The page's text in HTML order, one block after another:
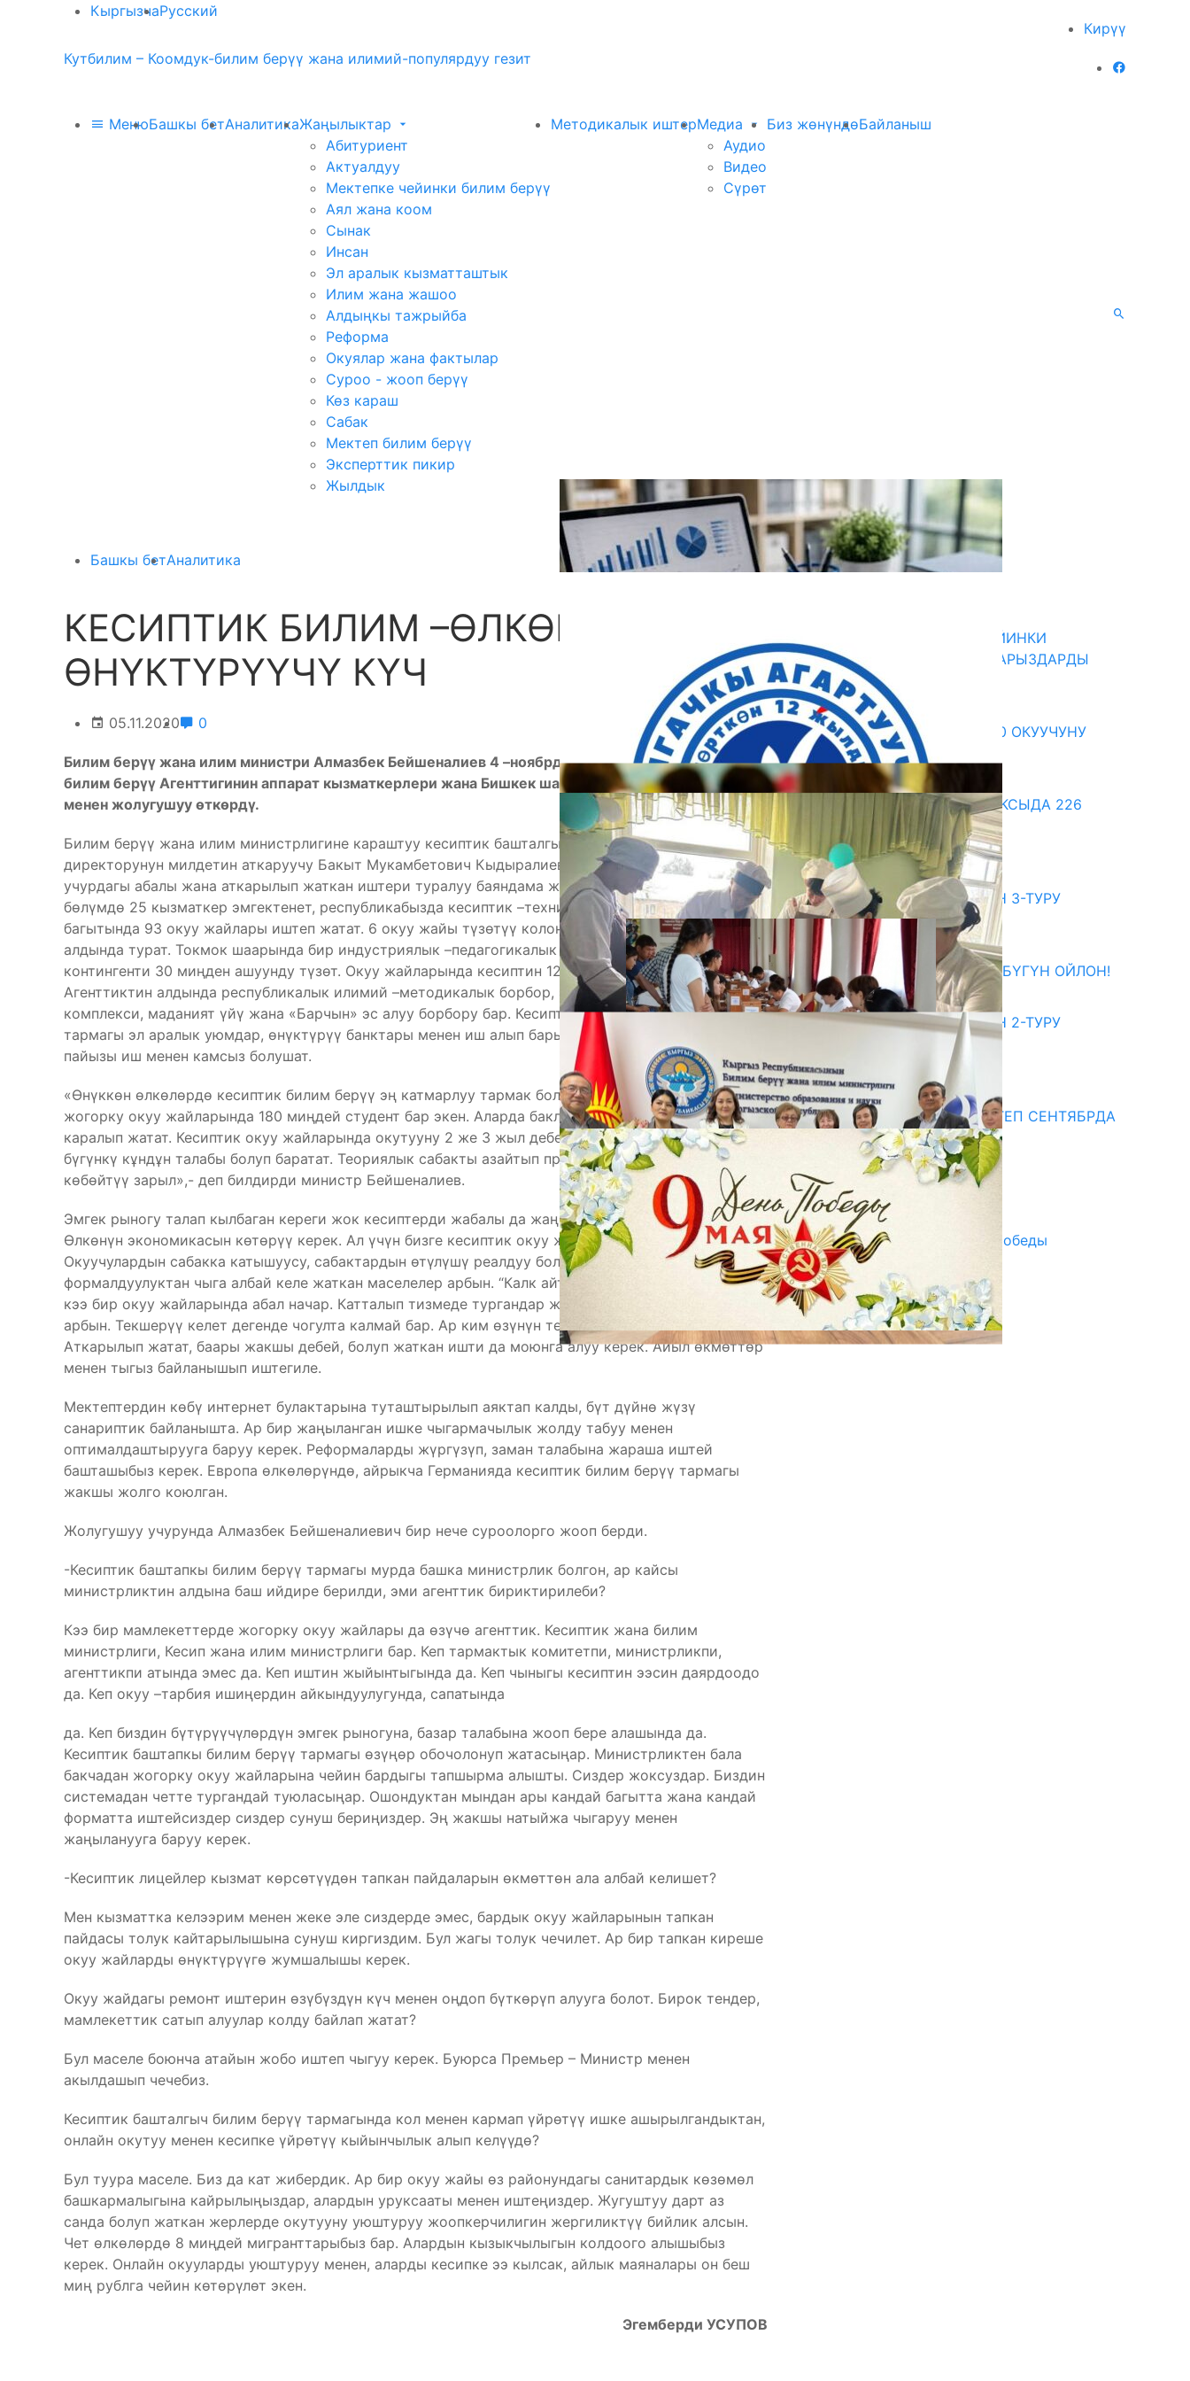
КыргызчаРусский
Кирүү
Кутбилим – Коомдук-билим берүү жана илимий-популярдуу гезит
МенюБашкы бетАналитикаЖаңылыктар
Абитуриент
Актуалдуу
Мектепке чейинки билим берүү
Аял жана коом
Сынак
Инсан
Эл аралык кызматташтык
Илим жана жашоо
Алдыңкы тажрыйба
Реформа
Окуялар жана фактылар
Суроо - жооп берүү
Көз караш
Сабак
Мектеп билим берүү
Эксперттик пикир
Жылдык
Методикалык иштерМедиа
Аудио
Видео
Сүрөт
Биз жөнүндөБайланыш
Башкы бетАналитика
КЕСИПТИК БИЛИМ –ӨЛКӨНҮ
ӨНҮКТҮРҮҮЧҮ КҮЧ
05.11.2020 0
Билим берүү жана илим министри Алмазбек Бейшеналиев 4 –ноябрда кесиптик башталгыч
билим берүү Агенттигинин аппарат кызматкерлери жана Бишкек шаарынын директорлору
менен жолугушуу өткөрдү.
Билим берүү жана илим министрлигине караштуу кесиптик башталгыч билим берүү агенттигинин
директорунун милдетин аткаруучу Бакыт Мукамбетович Кыдыралиев тармактын азыркы
учурдагы абалы жана аткарылып жаткан иштери туралуу баяндама жасады. Агенттиктеги беш
бөлүмдө 25 кызматкер эмгектенет, республикабызда кесиптик –техникалык билим берүү
багытында 93 окуу жайлары иштеп жатат. 6 окуу жайы түзөтүү колониясынын башкармалыгынын
алдында турат. Токмок шаарында бир индустриялык –педагогикалык колледж бар. Окуучулардын
контингенти 30 миңден ашуунду түзөт. Окуу жайларында кесиптин 120 түрүнө ээ боло алышат.
Агенттиктин алдында республикалык илимий –методикалык борбор, эмгек резерви спорттук
комплекси, маданият үйү жана «Барчын» эс алуу борбору бар. Кесиптик баштапкы билим берүү
тармагы эл аралык уюмдар, өнүктүрүү банктары менен иш алып барышат. Бүтүрүүчүлөрдүн 77-85
пайызы иш менен камсыз болушат.
«Өнүккөн өлкөлөрдө кесиптик билим берүү эң катмарлуу тармак болуп эсептелет. Учурда
жогорку окуу жайларында 180 миңдей студент бар экен. Аларда баклавариятты 3 жылга түшүрүү
каралып жатат. Кесиптик окуу жайларында окутууну 2 же 3 жыл дебестен кыска мөөнөткө өтүү
бүгүнкү кұндұн талабы болуп баратат. Теориялык сабакты азайтып практикалык үйрөтүүнү
көбөйтүү зарыл»,- деп билдирди министр Бейшеналиев.
Эмгек рыногу талап кылбаган кереги жок кесиптерди жабалы да жаңы кесиптерди ачалы.
Өлкөнүн экономикасын көтөрүү керек. Ал үчүн бизге кесиптик окуу жайларын көбөйтүү зарыл.
Окуучулардын сабакка катышуусу, сабактардын өтүлүшү реалдуу болушу зарыл. Биз
формалдуулуктан чыга албай келе жаткан маселелер арбын. “Калк айтса, калп айтпайт” –дегендей,
кээ бир окуу жайларында абал начар. Катталып тизмеде тургандар жана сабакка келбегендер
арбын. Текшерүү келет дегенде чогулта калмай бар. Ар ким өзүнүн терезесинен карайт.
Аткарылып жатат, баары жакшы дебей, болуп жаткан ишти да моюнга алуу керек. Айыл өкмөттөр
менен тыгыз байланышып иштегиле.
Мектептердин көбү интернет булактарына туташтырылып аяктап калды, бүт дүйнө жүзү
санариптик байланышта. Ар бир жаңыланган ишке чыгармачылык жолду табуу менен
оптималдаштырууга баруу керек. Реформаларды жүргүзүп, заман талабына жараша иштей
башташыбыз керек. Европа өлкөлөрүндө, айрыкча Германияда кесиптик билим берүү тармагы
жакшы жолго коюлган.
Жолугушуу учурунда Алмазбек Бейшеналиевич бир нече суроолорго жооп берди.
-Кесиптик баштапкы билим берүү тармагы мурда башка министрлик болгон, ар кайсы
министрликтин алдына баш ийдире берилди, эми агенттик бириктирилеби?
Кээ бир мамлекеттерде жогорку окуу жайлары да өзүчө агенттик. Кесиптик жана билим
министрлиги, Кесип жана илим министрлиги бар. Кеп тармактык комитетпи, министрликпи,
агенттикпи атында эмес да. Кеп иштин жыйынтыгында да. Кеп чыныгы кесиптин ээсин даярдоодо
да. Кеп окуу –тарбия ишиңердин айкындуулугунда, сапатында
да. Кеп биздин бүтүрүүчүлөрдүн эмгек рыногуна, базар талабына жооп бере алашында да.
Кесиптик баштапкы билим берүү тармагы өзүңөр обочолонуп жатасыңар. Министрликтен бала
бакчадан жогорку окуу жайларына чейин бардыгы тапшырма алышты. Сиздер жоксуздар. Биздин
системадан четте тургандай туюласыңар. Ошондуктан мындан ары кандай багытта жана кандай
форматта иштейсиздер сиздер сунуш бериңиздер. Эң жакшы натыйжа чыгаруу менен
жаңыланууга баруу керек.
-Кесиптик лицейлер кызмат көрсөтүүдөн тапкан пайдаларын өкмөттөн ала албай келишет?
Мен кызматтка келээрим менен жеке эле сиздерде эмес, бардык окуу жайларынын тапкан
пайдасы толук кайтарылышына сунуш киргиздим. Бул жагы толук чечилет. Ар бир тапкан киреше
окуу жайларды өнүктүрүүгө жумшалышы керек.
Окуу жайдагы ремонт иштерин өзүбүздүн күч менен оңдоп бүткөрүп алууга болот. Бирок тендер,
мамлекеттик сатып алуулар колду байлап жатат?
Бул маселе боюнча атайын жобо иштеп чыгуу керек. Буюрса Премьер – Министр менен
акылдашып чечебиз.
Кесиптик башталгыч билим берүү тармагында кол менен кармап үйрөтүү ишке ашырылгандыктан,
онлайн окутуу менен кесипке үйрөтүү кыйынчылык алып келүүдө?
Бул туура маселе. Биз да кат жибердик. Ар бир окуу жайы өз районундагы санитардык көзөмөл
башкармалыгына кайрылыңыздар, алардын уруксааты менен иштеңиздер. Жугуштуу дарт аз
санда болуп жаткан жерлерде окутууну уюштуруу жоопкерчилигин жергиликтүү бийлик алсын.
Чет өлкөлөрдө 8 миңдей мигранттарыбыз бар. Алардын кызыкчылыгын колдоого алышыбыз
керек. Онлайн окууларды уюштуруу менен, аларды кесипке ээ кылсак, айлык маяналары он беш
миң рублга чейин көтөрүлөт экен.
Эгемберди УСУПОВ
ДИРЕКТОРЛОР РЕЗЕРВИ: КИЙИНКИ
АЙЛАМПАГА ЭЛЕКТРОНДУК АРЫЗДАРДЫ
КАБЫЛ АЛУУ БАШТАЛАТ
07.08.2026
ЖЕКЕ МЕНЧИК МЕКТЕП 2300 ОКУУЧУНУ
КАНТИП «ОКУТКАН»?
07.08.2026
ДООР ӨЗГӨРТКӨН БИЛИМ: АКСЫДА 226
МУГАЛИМ ОКУУДАН ӨТТҮ
07.08.2026
Абитуриент
ЖОЖДОРГО КАБЫЛ АЛУУНУН 3-ТУРУ
БАШТАЛДЫ
27.07.2026
ӨЗҮҢДҮН КЕЛЕЧЕГИҢ ҮЧҮН БҮГҮН ОЙЛОН!
20.07.2026
ЖОЖДОРГО КАБЫЛ АЛУУНУН 2-ТУРУ
20.07.2026
Медиа
СУЗАКТА 750 ОРУНДУУ МЕКТЕП СЕНТЯБРДА
ПАЙДАЛАНУУГА БЕРИЛЕТ
07.08.2025
Улуу Жеңиштин жандуу сөзү
29.04.2025
Награды в преддверии Дня Победы
29.04.2025